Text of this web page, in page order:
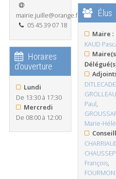
mairie.juille@orange.fr
05 45 39 07 18
Horaires
d'ouverture
Lundi
De 13:30 à 17:30
Mercredi
De 08:00 à 12:00
Élus
Maire :
KAUD
Paul,
Marie-
François,